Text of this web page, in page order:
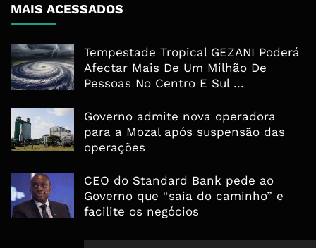
MAIS ACESSADOS
Tempestade Tropical GEZANI Poderá
Afectar Mais De Um Milhão De
Pessoas No Centro E Sul ...
Governo admite nova operadora
para a Mozal após suspensão das
operações
CEO do Standard Bank pede ao
Governo que “saia do caminho” e
facilite os negócios